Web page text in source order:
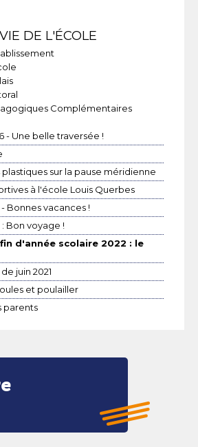
DE L'ÉCOLE
Complémentaires
- Une belle traversée !
plastiques sur la pause méridienne
à l'école Louis Querbes
Bonnes vacances !
Bon voyage !
d'année scolaire 2022 : le
juin 2021
et poulailler
parents